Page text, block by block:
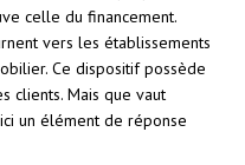
celle du financement.
vers les établissements
Ce dispositif possède
clients. Mais que vaut
un élément de réponse